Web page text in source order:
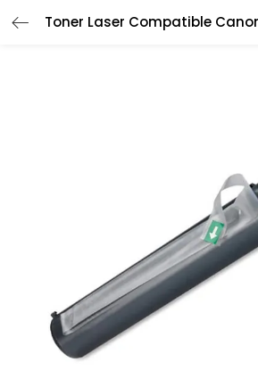
CONNEXION
Connexion
Mot de passe perdu?